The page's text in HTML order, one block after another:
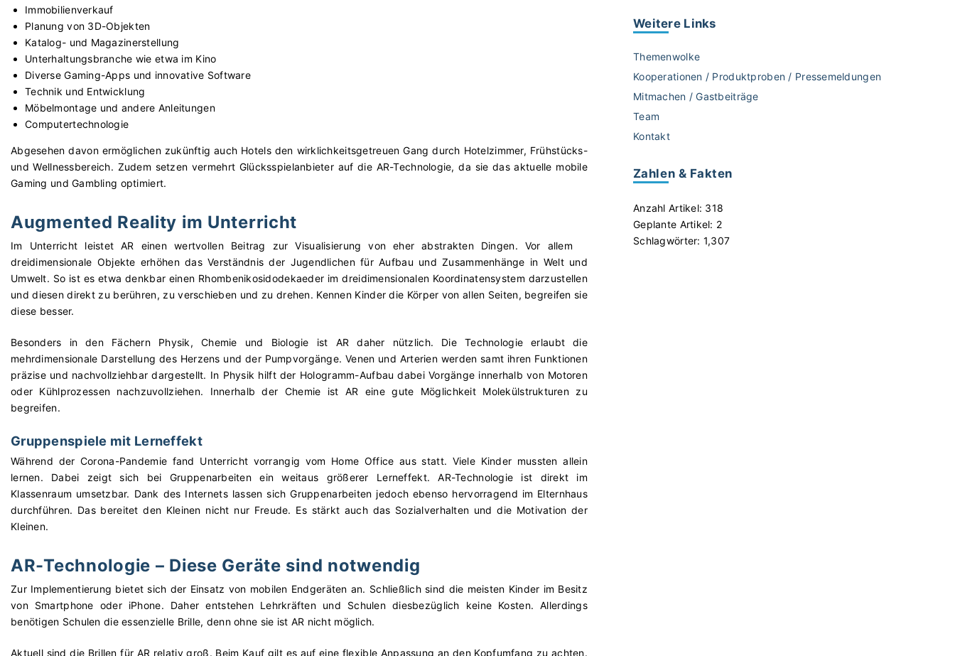
Immobilienverkauf
Planung von 3D-Objekten
Katalog- und Magazinerstellung
Unterhaltungsbranche wie etwa im Kino
Diverse Gaming-Apps und innovative Software
Technik und Entwicklung
Möbelmontage und andere Anleitungen
Computertechnologie
Abgesehen davon ermöglichen zukünftig auch Hotels den wirklichkeitsgetreuen Gang durch Hotelzimmer, Frühstücks-
und Wellnessbereich. Zudem setzen vermehrt Glücksspielanbieter auf die AR-Technologie, da sie das aktuelle mobile
Gaming und Gambling optimiert.
Augmented Reality im Unterricht
Im Unterricht leistet AR einen wertvollen Beitrag zur Visualisierung von eher abstrakten Dingen. Vor allem
dreidimensionale Objekte erhöhen das Verständnis der Jugendlichen für Aufbau und Zusammenhänge in Welt und
Umwelt. So ist es etwa denkbar einen Rhombenikosidodekaeder im dreidimensionalen Koordinatensystem darzustellen
und diesen direkt zu berühren, zu verschieben und zu drehen. Kennen Kinder die Körper von allen Seiten, begreifen sie
diese besser.
Besonders in den Fächern Physik, Chemie und Biologie ist AR daher nützlich. Die Technologie erlaubt die
mehrdimensionale Darstellung des Herzens und der Pumpvorgänge. Venen und Arterien werden samt ihren Funktionen
präzise und nachvollziehbar dargestellt. In Physik hilft der Hologramm-Aufbau dabei Vorgänge innerhalb von Motoren
oder Kühlprozessen nachzuvollziehen. Innerhalb der Chemie ist AR eine gute Möglichkeit Molekülstrukturen zu
begreifen.
Gruppenspiele mit Lerneffekt
Während der Corona-Pandemie fand Unterricht vorrangig vom Home Office aus statt. Viele Kinder mussten allein
lernen. Dabei zeigt sich bei Gruppenarbeiten ein weitaus größerer Lerneffekt. AR-Technologie ist direkt im
Klassenraum umsetzbar. Dank des Internets lassen sich Gruppenarbeiten jedoch ebenso hervorragend im Elternhaus
durchführen. Das bereitet den Kleinen nicht nur Freude. Es stärkt auch das Sozialverhalten und die Motivation der
Kleinen.
AR-Technologie – Diese Geräte sind notwendig
Zur Implementierung bietet sich der Einsatz von mobilen Endgeräten an. Schließlich sind die meisten Kinder im Besitz
von Smartphone oder iPhone. Daher entstehen Lehrkräften und Schulen diesbezüglich keine Kosten. Allerdings
benötigen Schulen die essenzielle Brille, denn ohne sie ist AR nicht möglich.
Aktuell sind die Brillen für AR relativ groß. Beim Kauf gilt es auf eine flexible Anpassung an den Kopfumfang zu achten.
Weitere Links
Themenwolke
Kooperationen / Produktproben / Pressemeldungen
Mitmachen / Gastbeiträge
Team
Kontakt
Zahlen & Fakten
Anzahl Artikel: 318
Geplante Artikel: 2
Schlagwörter: 1,307